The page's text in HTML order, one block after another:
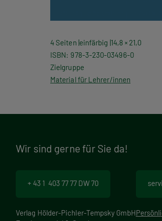
4 Seiten einfärbig 14,8 × 21,0
ISBN
978-3-230-03496-0
Zielgruppe
Material für Lehrer/innen
Wir sind gerne für Sie da!
+ 43 1 403 77 77 DW 70
Verlag Hölder-Pichler-Tempsky GmbH